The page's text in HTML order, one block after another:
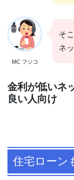
MC フジコ
そ
ネ
金利が低いネ
良い人向け
住宅ローン